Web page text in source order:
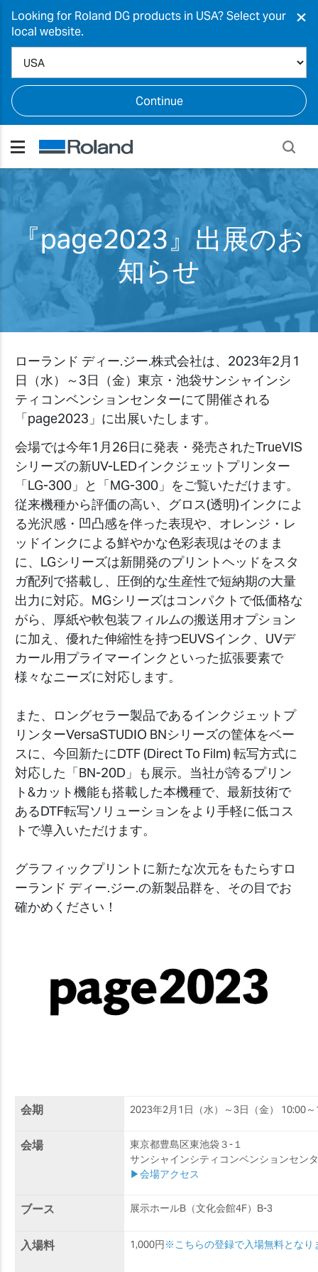
Looking for Roland DG products in USA? Select your
local website.
Continue
×
『page2023』出展のお
知らせ
ローランド ディー.ジー.株式会社は、2023年2月1
日（水）～3日（金）東京・池袋サンシャインシ
ティコンベンションセンターにて開催される
「page2023」に出展いたします。
会場では今年1月26日に発表・発売されたTrueVIS
シリーズの新UV-LEDインクジェットプリンター
「LG-300」と「MG-300」をご覧いただけます。
従来機種から評価の高い、グロス(透明)インクによ
る光沢感・凹凸感を伴った表現や、オレンジ・レ
ッドインクによる鮮やかな色彩表現はそのまま
に、LGシリーズは新開発のプリントヘッドをスタ
ガ配列で搭載し、圧倒的な生産性で短納期の大量
出力に対応。MGシリーズはコンパクトで低価格な
がら 、厚紙や軟包装フィルムの搬送用オプション
に加え、 優れた伸縮性を持つEUVSインク 、UVデ
カール用プライマーインクといった拡張要素で
様々なニーズに対応します。
また、ロングセラー製品であるインクジェットプ
リンターVersaSTUDIO BNシリーズの筐体をベー
スに、今回新たにDTF (Direct To Film) 転写方式に
対応した「BN-20D」も展示。当社が誇るプリン
ト&カット機能も搭載した本機種で、最新技術で
あるDTF転写ソリューションをより手軽に低コス
トで導入いただけます。
グラフィックプリントに新たな次元をもたらすロ
ーランド ディー.ジー.の新製品群を、その目でお
確かめください！
会期 2023年2月1日（水）～3日（金） 10:00
会場
東京都豊島区東池袋３-１
サンシャインシティコンベンションセン
▶会場アクセス
ブース 展示ホールB（文化会館4F）B-3
入場料 1,000円※こちらの登録で入場無料となり